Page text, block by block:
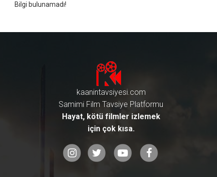
Bilgi bulunamadı!
kaanintavsiyesi.com
Samimi Film Tavsiye Platformu
Hayat, kötü filmler izlemek
için çok kısa.